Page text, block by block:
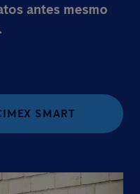
antes mesmo
SMART